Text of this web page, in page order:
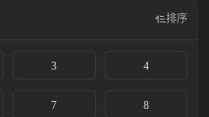
排序
3 4
7 8